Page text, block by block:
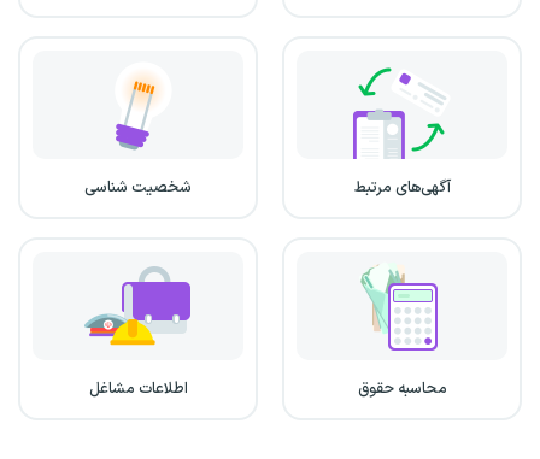
آگهی‌های مرتبط شخصیت شناسی
محاسبه حقوق اطلاعات مشاغل